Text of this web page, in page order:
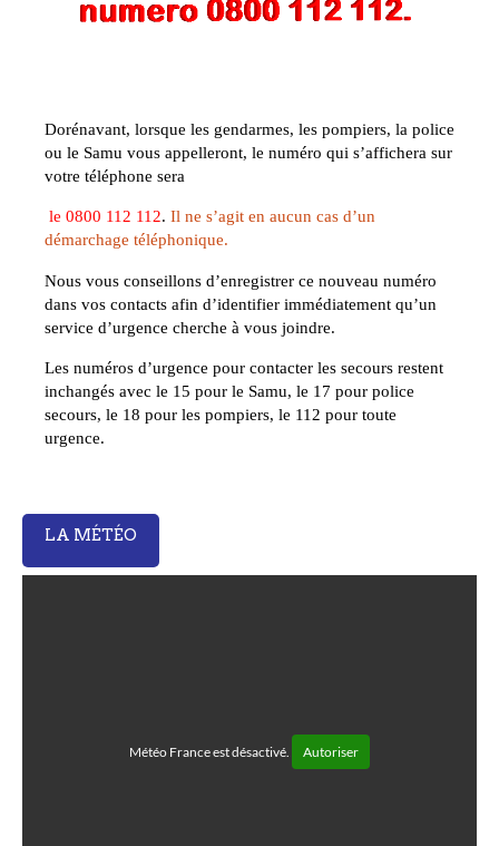
Dorénavant, lorsque les gendarmes, les pompiers, la police
ou le Samu vous appelleront, le numéro qui s’affichera sur
votre téléphone sera
le 0800 112 112. Il ne s’agit en aucun cas d’un
démarchage téléphonique.
Nous vous conseillons d’enregistrer ce nouveau numéro
dans vos contacts afin d’identifier immédiatement qu’un
service d’urgence cherche à vous joindre.
Les numéros d’urgence pour contacter les secours restent
inchangés avec le 15 pour le Samu, le 17 pour police
secours, le 18 pour les pompiers, le 112 pour toute
urgence.
LA MÉTÉO
Météo France est désactivé. Autoriser